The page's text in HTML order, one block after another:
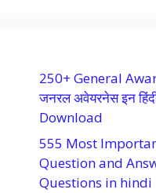
250+ General
जनरल अवेयरनेस इन
Download
555 Most
Question and
Questions in hindi